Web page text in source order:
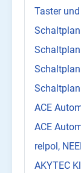
Taster
Schaltplan
ACE
ACE
relpol,
AKYTEC